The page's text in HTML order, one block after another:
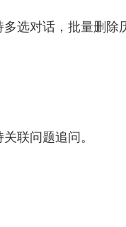
多选对话，批量删
联问题追问。